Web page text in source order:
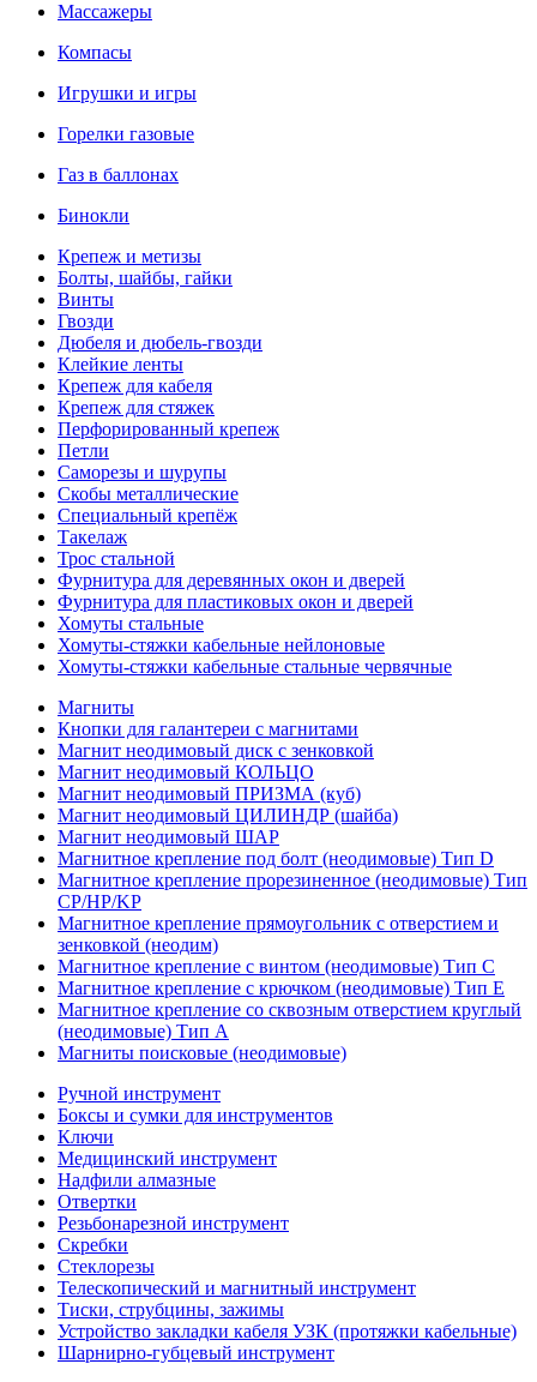
Массажеры
Компасы
Игрушки и игры
Горелки газовые
Газ в баллонах
Бинокли
Крепеж и метизы
Болты, шайбы, гайки
Винты
Гвозди
Дюбеля и дюбель-гвозди
Клейкие ленты
Крепеж для кабеля
Крепеж для стяжек
Перфорированный крепеж
Петли
Саморезы и шурупы
Скобы металлические
Специальный крепёж
Такелаж
Трос стальной
Фурнитура для деревянных окон и дверей
Фурнитура для пластиковых окон и дверей
Хомуты стальные
Хомуты-стяжки кабельные нейлоновые
Хомуты-стяжки кабельные стальные червячные
Магниты
Кнопки для галантереи с магнитами
Магнит неодимовый диск с зенковкой
Магнит неодимовый КОЛЬЦО
Магнит неодимовый ПРИЗМА (куб)
Магнит неодимовый ЦИЛИНДР (шайба)
Магнит неодимовый ШАР
Магнитное крепление под болт (неодимовые) Тип D
Магнитное крепление прорезиненное (неодимовые) Тип
CP/HP/KP
Магнитное крепление прямоугольник с отверстием и
зенковкой (неодим)
Магнитное крепление с винтом (неодимовые) Тип С
Магнитное крепление с крючком (неодимовые) Тип Е
Магнитное крепление со сквозным отверстием круглый
(неодимовые) Тип А
Магниты поисковые (неодимовые)
Ручной инструмент
Боксы и сумки для инструментов
Ключи
Медицинский инструмент
Надфили алмазные
Отвертки
Резьбонарезной инструмент
Скребки
Стеклорезы
Телескопический и магнитный инструмент
Тиски, струбцины, зажимы
Устройство закладки кабеля УЗК (протяжки кабельные)
Шарнирно-губцевый инструмент